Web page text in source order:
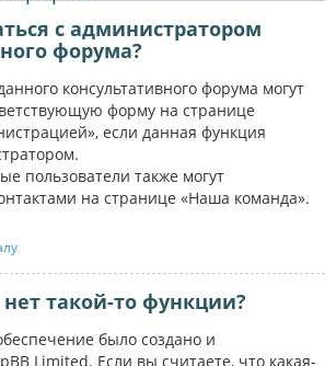
с администратором
форума?
консультативного форума могут
форму на странице
если данная функция
пользователи также могут
на странице «Наша команда».
такой-то функции?
было создано и
Limited. Если вы считаете, что какая-